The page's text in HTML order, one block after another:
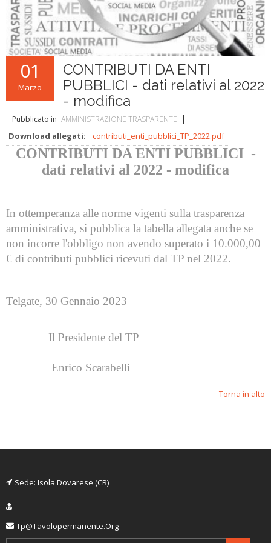
01
Marzo
CONTRIBUTI DA ENTI
PUBBLICI - dati relativi al 2022
- modifica
Pubblicato in AMMINISTRAZIONE TRASPARENTE
Download allegati: contributi_enti_pubblici_TP_2022.pdf
CONTRIBUTI DA ENTI PUBBLICI -
dati relativi al 2022 - modifica
In ottemperanza alle norme vigenti sulla trasparenza
amministrativa, si pubblica la tabella allegata anche se
non incorre l'obbligo non avendo superato i 10.000,00
€ di contributi pubblici ricevuti dal TP nel 2022.
Telgate, 30 Gennaio 2023
Il Presidente del TP
Enrico Scarabelli
Torna in alto
Sede: Isola Dovarese (CR)
Tp@tavolopermanente.org
Legislativa
Didattica
Brani d'obbligo 2008
Linee guida letteratura bandistica
RISORSE PER I COMPOSITORI
Brani da concorso